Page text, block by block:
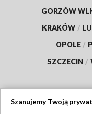
GORZÓW
KRAKÓW /
OPOLE /
SZCZECIN /
Szanujemy Twoją